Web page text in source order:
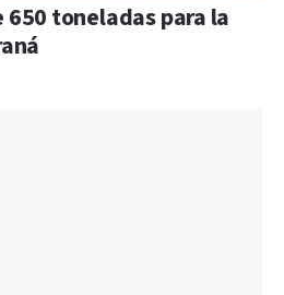
650 toneladas para la